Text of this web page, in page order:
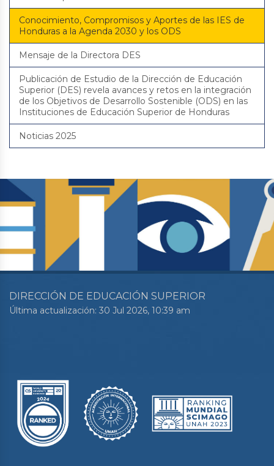
Conocimiento, Compromisos y Aportes de las IES de
Honduras a la Agenda 2030 y los ODS
Mensaje de la Directora DES
Publicación de Estudio de la Dirección de Educación
Superior (DES) revela avances y retos en la integración
de los Objetivos de Desarrollo Sostenible (ODS) en las
Instituciones de Educación Superior de Honduras
Noticias 2025
DIRECCIÓN DE EDUCACIÓN SUPERIOR
Última actualización: 30 Jul 2026, 10:39 am